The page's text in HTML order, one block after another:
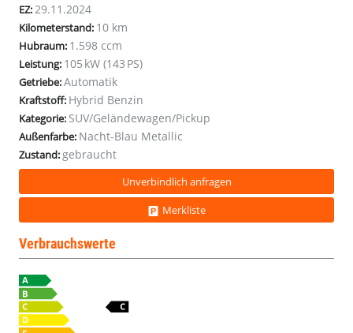
EZ: 29.11.2024
Kilometerstand: 10 km
Hubraum: 1.598 ccm
Leistung: 105 kW (143 PS)
Getriebe:Automatik
Kraftstoff: Hybrid Benzin
Kategorie: SUV/Geländewagen/Pickup
Außenfarbe: Nacht-Blau Metallic
Zustand: gebraucht
Unverbindlich anfragen
Merkliste
Verbrauchswerte